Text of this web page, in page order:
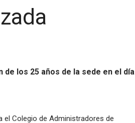
los 25 años de la sede en el día
el Colegio de Administradores de